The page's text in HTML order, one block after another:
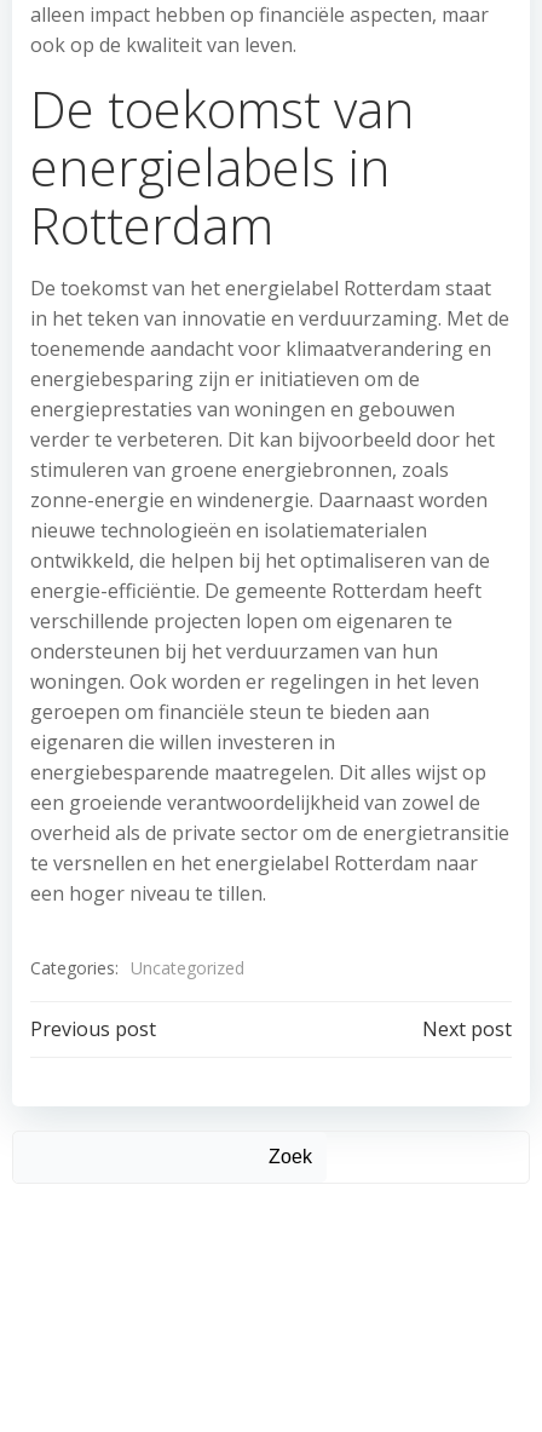
alleen impact hebben op financiële aspecten, maar
ook op de kwaliteit van leven.
De toekomst van
energielabels in
Rotterdam
De toekomst van het energielabel Rotterdam staat
in het teken van innovatie en verduurzaming. Met de
toenemende aandacht voor klimaatverandering en
energiebesparing zijn er initiatieven om de
energieprestaties van woningen en gebouwen
verder te verbeteren. Dit kan bijvoorbeeld door het
stimuleren van groene energiebronnen, zoals
zonne-energie en windenergie. Daarnaast worden
nieuwe technologieën en isolatiematerialen
ontwikkeld, die helpen bij het optimaliseren van de
energie-efficiëntie. De gemeente Rotterdam heeft
verschillende projecten lopen om eigenaren te
ondersteunen bij het verduurzamen van hun
woningen. Ook worden er regelingen in het leven
geroepen om financiële steun te bieden aan
eigenaren die willen investeren in
energiebesparende maatregelen. Dit alles wijst op
een groeiende verantwoordelijkheid van zowel de
overheid als de private sector om de energietransitie
te versnellen en het energielabel Rotterdam naar
een hoger niveau te tillen.
Categories: Uncategorized
Post
navigation
Previous post
navigation
Next post
Zoek